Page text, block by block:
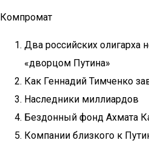
Компромат
Два российских олигарха
«дворцом Путина»
Как Геннадий Тимченко
Наследники миллиардов
Бездонный фонд Ахмата
Компании близкого к